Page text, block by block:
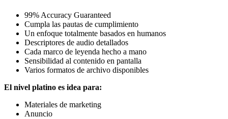
99% Accuracy Guaranteed
Cumpla las pautas de cumplimiento
Un enfoque totalmente basados en humanos
Descriptores de audio detallados
Cada marco de leyenda hecho a mano
Sensibilidad al contenido en pantalla
Varios formatos de archivo disponibles
El nivel platino es idea para:
Materiales de marketing
Anuncio